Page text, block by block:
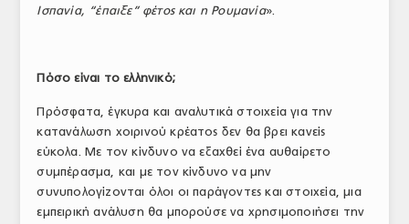
Ισπανία, “έπαιξε” φέτος και η Ρουμανία».
Πόσο είναι το ελληνικό;
Πρόσφατα, έγκυρα και αναλυτικά στοιχεία για την
κατανάλωση χοιρινού κρέατος δεν θα βρει κανείς
εύκολα. Με τον κίνδυνο να εξαχθεί ένα αυθαίρετο
συμπέρασμα, και με τον κίνδυνο να μην
συνυπολογίζονται όλοι οι παράγοντες και στοιχεία, μια
εμπειρική ανάλυση θα μπορούσε να χρησιμοποιήσει την